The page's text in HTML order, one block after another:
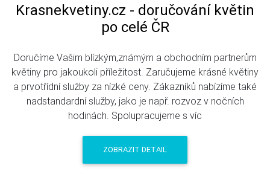
Krasnekvetiny.cz - doručování květin
po celé ČR
Doručíme Vašim blízkým,známým a obchodním partnerům
květiny pro jakoukoli příležitost. Zaručujeme krásné květiny
a prvotřídní služby za nízké ceny. Zákazníků nabízíme také
nadstandardní služby, jako je např. rozvoz v nočních
hodinách. Spolupracujeme s víc
ZOBRAZIT DETAIL